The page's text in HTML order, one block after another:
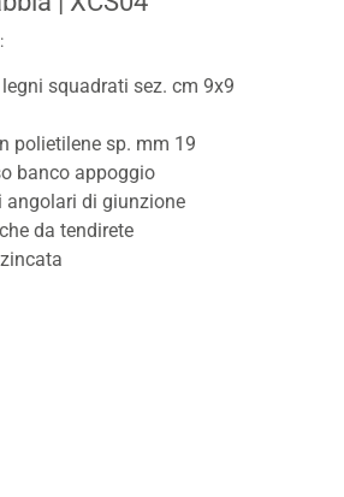
squadrati sez. cm 9x9
polietilene sp. mm 19
banco appoggio
angolari di giunzione
da tendirete